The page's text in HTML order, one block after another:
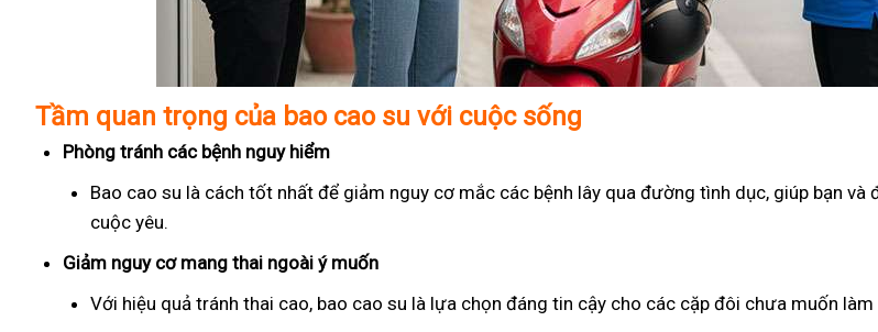
Tầm quan trọng của bao cao su với cuộc sống
Phòng tránh các bệnh nguy hiểm
Bao cao su là cách tốt nhất để giảm nguy cơ mắc các bệnh lây qua đường tình dục, giúp bạn
cuộc yêu.
Giảm nguy cơ mang thai ngoài ý muốn
Với hiệu quả tránh thai cao, bao cao su là lựa chọn đáng tin cậy cho các cặp đôi chưa muốn làm